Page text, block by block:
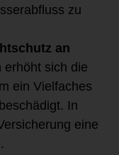
zu
an
erhöht sich die
ein Vielfaches
In
eine